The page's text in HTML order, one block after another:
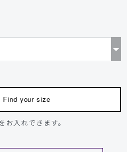
Find your size
入れできます。